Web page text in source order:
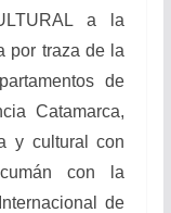
a la
por traza de la
de
Catamarca,
y cultural con
con la
de